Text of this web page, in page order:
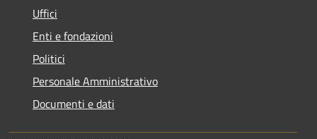
Uffici
Enti e fondazioni
Politici
Personale Amministrativo
Documenti e dati